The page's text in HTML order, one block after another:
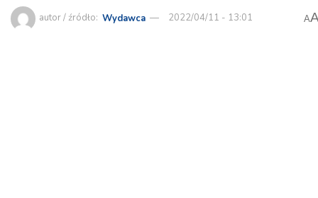
autor / źródło: Wydawca 2022/04/11 - 13:01 A